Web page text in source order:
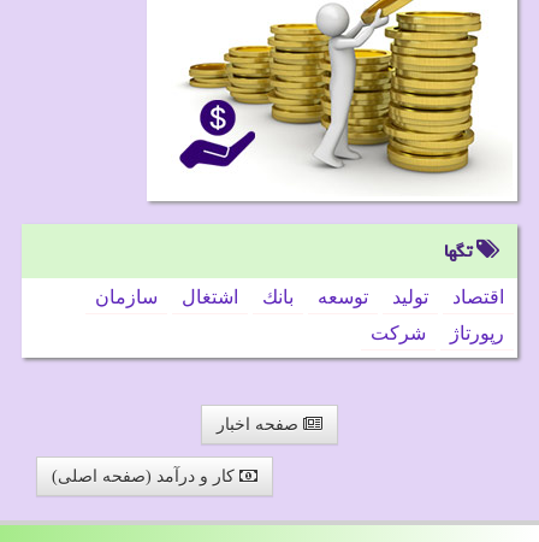
تگها
اقتصاد تولید توسعه بانك اشتغال
سازمان
رپورتاژ
شركت
صفحه اخبار
کار و درآمد (صفحه اصلی)